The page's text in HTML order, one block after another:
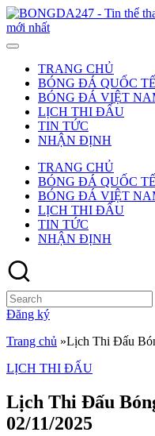
Skip
to
content
TRANG CHỦ
BÓNG ĐÁ QUỐC TẾ
BÓNG ĐÁ VIỆT
LỊCH THI ĐẤU
TIN TỨC
NHẬN ĐỊNH
TRANG CHỦ
BÓNG ĐÁ QUỐC TẾ
BÓNG ĐÁ VIỆT
LỊCH THI ĐẤU
TIN TỨC
NHẬN ĐỊNH
Search
for:
Đăng ký
Trang chủ »Lịch Thi Đấu
Posted
LỊCH THI ĐẤU
Lịch Thi Đấu
02/11/2025